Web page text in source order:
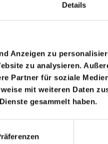
Details
Anzeigen zu
zu analysieren.
Partner für soziale
mit weiteren Daten
gesammelt haben.
Neu